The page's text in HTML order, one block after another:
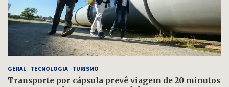
GERAL TECNOLOGIA TURISMO
Transporte por cápsula prevê viagem de 20 minutos